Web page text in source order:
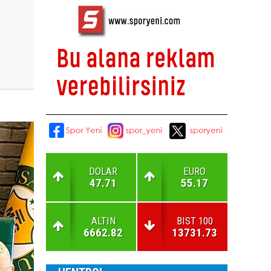
DOLAR
47.71
EURO
55.17
ALTIN
6662.82
BIST 100
13731.73